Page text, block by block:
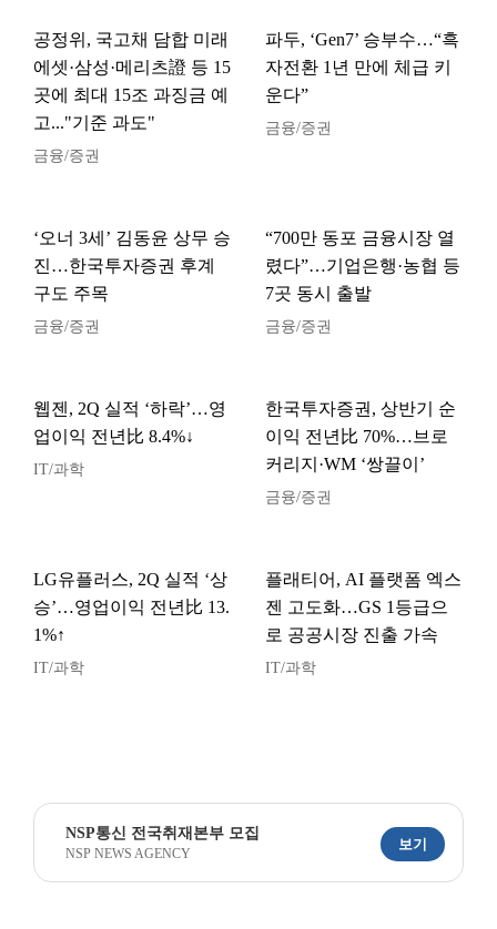
공정위, 국고채 담합 미래
에셋·삼성·메리츠證 등 15
곳에 최대 15조 과징금 예
고..."기준 과도"
금융/증권
파두, ‘Gen7’ 승부수…“흑
자전환 1년 만에 체급 키
운다”
금융/증권
‘오너 3세’ 김동윤 상무 승
진…한국투자증권 후계
구도 주목
금융/증권
“700만 동포 금융시장 열
렸다”…기업은행·농협 등
7곳 동시 출발
금융/증권
웹젠, 2Q 실적 ‘하락’…영
업이익 전년比 8.4%↓
IT/과학
한국투자증권, 상반기 순
이익 전년比 70%…브로
커리지·WM ‘쌍끌이’
금융/증권
LG유플러스, 2Q 실적 ‘상
승’…영업이익 전년比 13.
1%↑
IT/과학
플래티어, AI 플랫폼 엑스
젠 고도화…GS 1등급으
로 공공시장 진출 가속
IT/과학
NSP통신 전국취재본부 모집
NSP NEWS AGENCY
보기